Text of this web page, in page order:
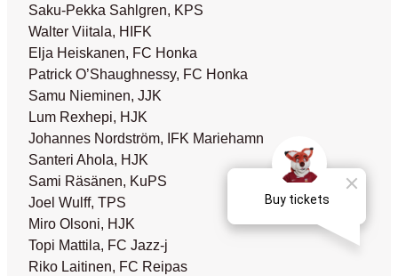
Saku-Pekka Sahlgren, KPS
Walter Viitala, HIFK
Elja Heiskanen, FC Honka
Patrick O’Shaughnessy, FC Honka
Samu Nieminen, JJK
Lum Rexhepi, HJK
Johannes Nordström, IFK Mariehamn
Santeri Ahola, HJK
Sami Räsänen, KuPS
Joel Wulff, TPS
Miro Olsoni, HJK
Topi Mattila, FC Jazz-j
Riko Laitinen, FC Reipas